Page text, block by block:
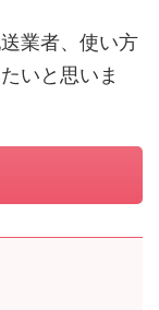
業者、使い方
いと思いま